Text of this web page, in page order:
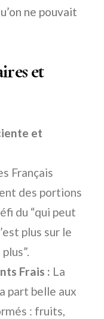
ne pouvait
et
et
Français
des portions
du “qui peut
plus sur le
Frais : La
part belle aux
: fruits,